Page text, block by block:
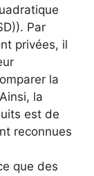
Par
privées, il
la
la
est de
reconnues
que des